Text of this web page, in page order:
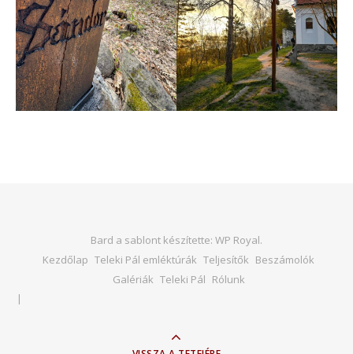
Bard a sablont készítette: WP Royal.
Kezdőlap Teleki Pál emléktúrák Teljesítők Beszámolók
Galériák Teleki Pál Rólunk